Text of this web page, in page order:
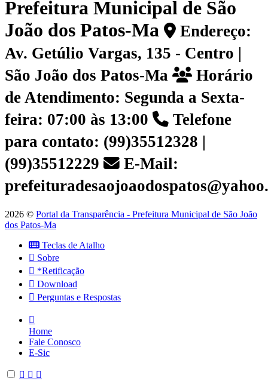
Prefeitura Municipal de São
João dos Patos-Ma
Endereço:
Av. Getúlio Vargas, 135 - Centro |
São João dos Patos-Ma
Horário
de Atendimento: Segunda a Sexta-
feira: 07:00 às 13:00
Telefone
para contato: (99)35512328 |
(99)35512229
E-Mail:
2026 © Portal da Transparência - Prefeitura Municipal de São João
dos Patos-Ma
Teclas de Atalho
Sobre
*Retificação
Download
Perguntas e Respostas
Home
Fale Conosco
E-Sic